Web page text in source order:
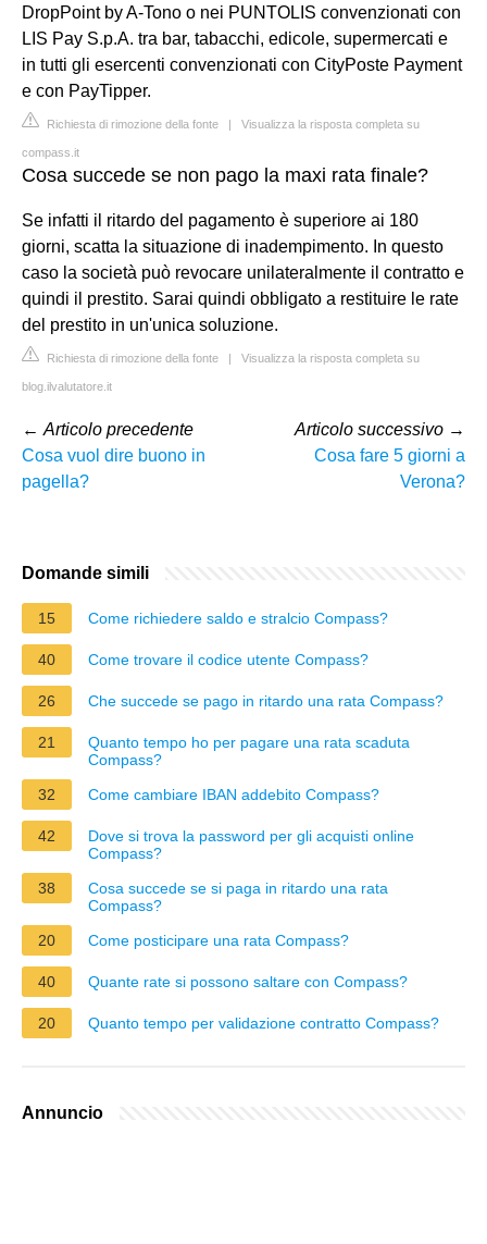
DropPoint by A-Tono o nei PUNTOLIS convenzionati con
LIS Pay S.p.A. tra bar, tabacchi, edicole, supermercati e
in tutti gli esercenti convenzionati con CityPoste Payment
e con PayTipper.
Richiesta di rimozione della fonte | Visualizza la risposta completa su
compass.it
Cosa succede se non pago la maxi rata finale?
Se infatti il ritardo del pagamento è superiore ai 180
giorni, scatta la situazione di inadempimento. In questo
caso la società può revocare unilateralmente il contratto e
quindi il prestito. Sarai quindi obbligato a restituire le rate
del prestito in un'unica soluzione.
Richiesta di rimozione della fonte | Visualizza la risposta completa su
blog.ilvalutatore.it
← Articolo precedente
Cosa vuol dire buono in
pagella?
Articolo successivo →
Cosa fare 5 giorni a
Verona?
Domande simili
15 Come richiedere saldo e stralcio Compass?
40 Come trovare il codice utente Compass?
26 Che succede se pago in ritardo una rata Compass?
21
Quanto tempo ho per pagare una rata scaduta
Compass?
32
Come cambiare IBAN addebito Compass?
42
Dove si trova la password per gli acquisti online
Compass?
38
Cosa succede se si paga in ritardo una rata
Compass?
20
Come posticipare una rata Compass?
40 Quante rate si possono saltare con Compass?
20 Quanto tempo per validazione contratto Compass?
Annuncio